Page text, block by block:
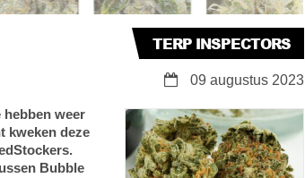
TERP INSPECTORS
09 augustus 2023
hebben weer
kweken deze
Bubble